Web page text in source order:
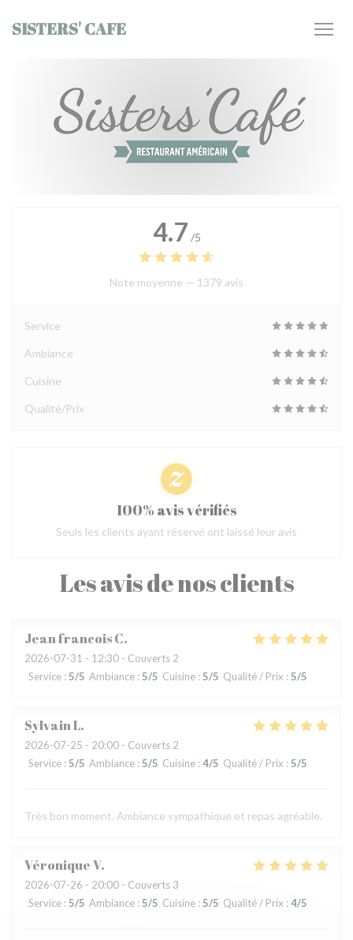
SISTERS' CAFE
Les avis de nos clients
Jean francoisC
2026-07-31 - 12:30 - Couverts 2
Service : 5/5 Ambiance : 5/5 Cuisine : 5/5 Qualité / Prix : 5/5
SylvainL
2026-07-25 - 20:00 - Couverts 2
Service : 5/5 Ambiance : 5/5 Cuisine : 4/5 Qualité / Prix : 5/5
Très bon moment. Ambiance sympathique et repas agréable.
VéroniqueV
2026-07-26 - 20:00 - Couverts 3
Service : 5/5 Ambiance : 5/5 Cuisine : 5/5 Qualité / Prix : 4/5
4.7 /5
Note moyenne — 1379 avis
Service
Ambiance
Cuisine
Qualité/Prix
100% avis vérifiés
Seuls les clients ayant réservé ont laissé leur avis